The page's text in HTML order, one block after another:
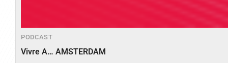
PODCAST
Vivre A… AMSTERDAM